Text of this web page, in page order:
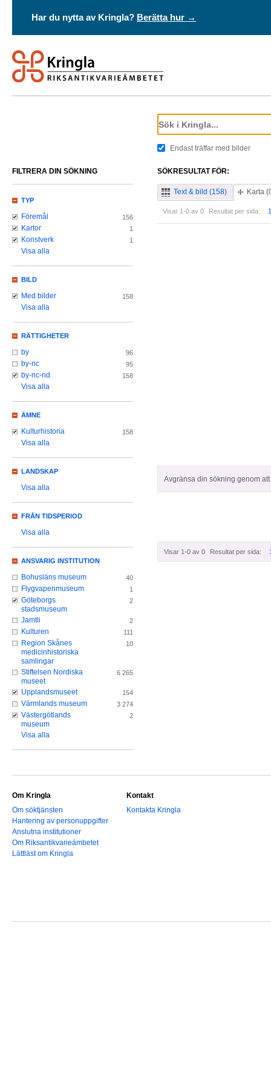
Har du nytta av Kringla? Berätta hur →
Endast träffar med bilder
SÖKRESULTAT FÖR:
Text & bild (158) Karta
Visar 1-0 av 0 Resultat per sida:
Avgränsa din sökning genom
Visar 1-0 av 0 Resultat per sida:
FILTRERA DIN SÖKNING
TYP
Föremål 156
Kartor 1
Konstverk 1
Visa alla
BILD
Med bilder 158
Visa alla
RÄTTIGHETER
by 96
by-nc 95
by-nc-nd 158
Visa alla
ÄMNE
Kulturhistoria 158
Visa alla
LANDSKAP
Visa alla
FRÅN TIDSPERIOD
Visa alla
ANSVARIG INSTITUTION
Bohusläns museum 40
Flygvapenmuseum 1
Göteborgs
stadsmuseum
2
Jamtli 2
Kulturen 111
Region Skånes
medicinhistoriska
samlingar
10
Stiftelsen Nordiska
museet
6 265
Upplandsmuseet 154
Värmlands museum 3 274
Västergötlands
museum
2
Visa alla
Om Kringla
Om söktjänsten
Hantering av personuppgifter
Anslutna institutioner
Om Riksantikvarieämbetet
Lättläst om Kringla
Kontakt
Kontakta Kringla